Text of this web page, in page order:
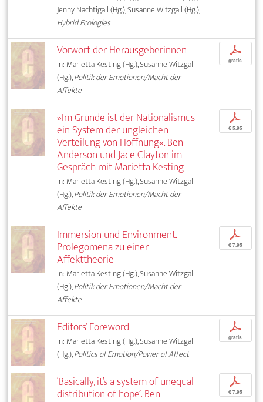
Jenny Nachtigall (Hg.), Susanne Witzgall (Hg.),
Hybrid Ecologies
Vorwort der Herausgeberinnen
In: Marietta Kesting (Hg.), Susanne Witzgall
(Hg.),Politik der Emotionen/Macht der
Affekte
p
gratis
»Im Grunde ist der Nationalismus
ein System der ungleichen
Verteilung von Hoffnung«. Ben
Anderson und Jace Clayton im
Gespräch mit Marietta Kesting
In: Marietta Kesting (Hg.), Susanne Witzgall
(Hg.),Politik der Emotionen/Macht der
Affekte
p
€ 5,95
Immersion und Environment.
Prolegomena zu einer
Affekttheorie
In: Marietta Kesting (Hg.), Susanne Witzgall
(Hg.),Politik der Emotionen/Macht der
Affekte
p
€ 7,95
Editors’ Foreword
In: Marietta Kesting (Hg.), Susanne Witzgall
(Hg.),Politics of Emotion/Power of Affect
p
gratis
‘Basically, it’s a system of unequal
distribution of hope’. Ben
p
€ 7,95